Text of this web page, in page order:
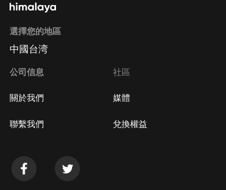
選擇您的地區
中國台湾
公司信息
關於我們
聯繫我們
社區
媒體
兌換權益